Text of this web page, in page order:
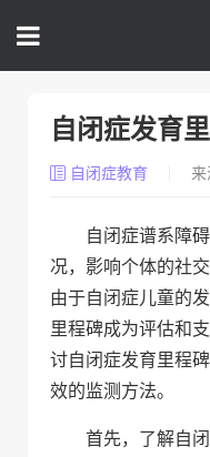
自闭症发育
自闭症教育 来
自闭症谱系障
况，影响个体的社
由于自闭症儿童的
里程碑成为评估和
讨自闭症发育里程
效的监测方法。
首先，了解自